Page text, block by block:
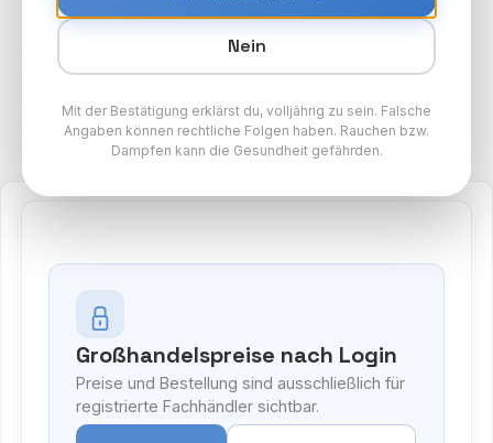
10x Flerbar M – Watermelon Ice 0mg
Flerbar M 0% Paket
Großhandelspreise nach Login
Preise und Bestellung sind ausschließlich für
registrierte Fachhändler sichtbar.
Nein
Mit der Bestätigung erklärst du, volljährig zu sein. Falsche
Angaben können rechtliche Folgen haben. Rauchen bzw.
Dampfen kann die Gesundheit gefährden.